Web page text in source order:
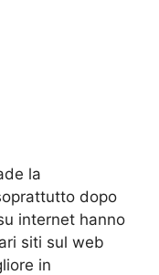
la
dopo
internet hanno
siti sul web
in